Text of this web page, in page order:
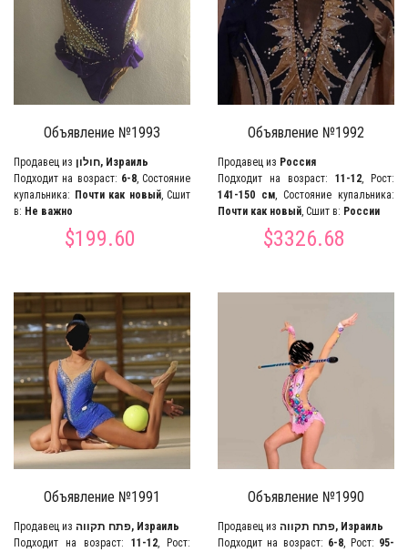
Объявление №1993
Продавец из
חולון, Израиль
Подходит на возраст: 6-8, Состояние
купальника: Почти как новый, Сшит
в: Не важно
$199.60
Объявление №1992
Продавец из Россия
Подходит на возраст: 11-12, Рост:
141-150 см, Состояние купальника:
Почти как новый, Сшит в: России
$3326.68
Объявление №1991
Продавец из
פתח תקווה, Израиль
Подходит на возраст: 11-12, Рост:
Объявление №1990
Продавец из
פתח תקווה, Израиль
Подходит на возраст: 6-8, Рост: 95-